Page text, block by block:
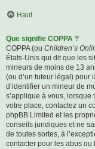
Haut
Que signifie COPPA ?
COPPA (ou Children’s
États-Unis qui dit que les
mineurs de moins de 13
(ou d’un tuteur légal) pour
d’identifier un mineur de
s’applique à vous, lorsque
votre place, contactez un
phpBB Limited et les
conseils juridiques et ne
de toutes sortes, à
contacter pour les abus